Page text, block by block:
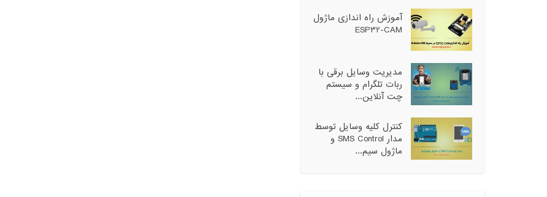
آموزش راه اندازی ماژول
ESP32-CAM
مدیریت وسایل برقی با
ربات تلگرام و سیستم
چت آنلاین...
کنترل کلیه وسایل توسط
مدار SMS Control و
ماژول سیم...